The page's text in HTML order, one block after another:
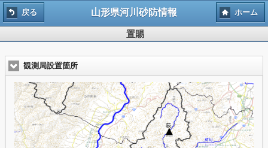
戻る 山形県河川砂防情報 ホーム
置賜
観測局設置箇所